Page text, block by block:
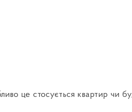
це стосується квартир чи